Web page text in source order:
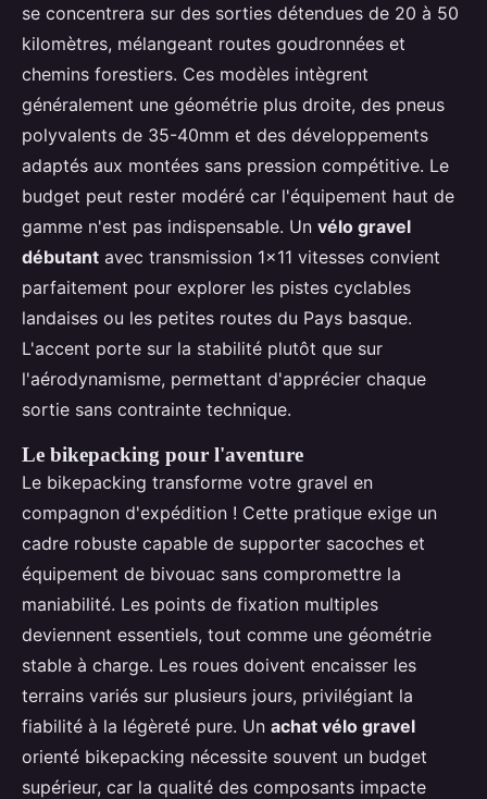
se concentrera sur des sorties détendues de 20 à 50
kilomètres, mélangeant routes goudronnées et
chemins forestiers. Ces modèles intègrent
généralement une géométrie plus droite, des pneus
polyvalents de 35-40mm et des développements
adaptés aux montées sans pression compétitive. Le
budget peut rester modéré car l'équipement haut de
gamme n'est pas indispensable. Un vélo gravel
débutant avec transmission 1x11 vitesses convient
parfaitement pour explorer les pistes cyclables
landaises ou les petites routes du Pays basque.
L'accent porte sur la stabilité plutôt que sur
l'aérodynamisme, permettant d'apprécier chaque
sortie sans contrainte technique.
Le bikepacking pour l'aventure
Le bikepacking transforme votre gravel en
compagnon d'expédition ! Cette pratique exige un
cadre robuste capable de supporter sacoches et
équipement de bivouac sans compromettre la
maniabilité. Les points de fixation multiples
deviennent essentiels, tout comme une géométrie
stable à charge. Les roues doivent encaisser les
terrains variés sur plusieurs jours, privilégiant la
fiabilité à la légèreté pure. Un achat vélo gravel
orienté bikepacking nécessite souvent un budget
supérieur, car la qualité des composants impacte